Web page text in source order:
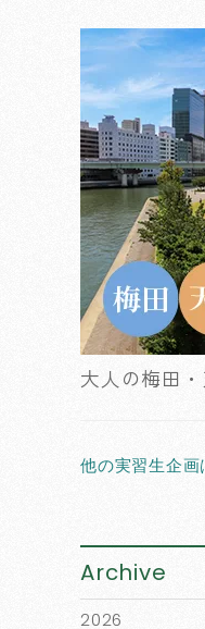
大人の梅田
他の実習生企画
Archive
2026